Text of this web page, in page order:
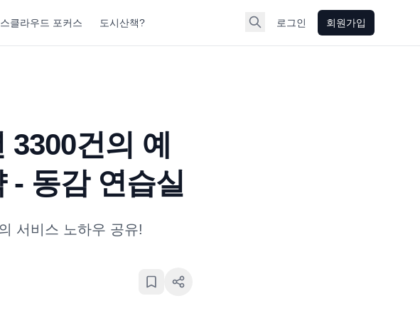
클라우드 포커스 도시산책? 로그인 회원가입
3300건의 예
- 동감 연습실
서비스 노하우 공유!